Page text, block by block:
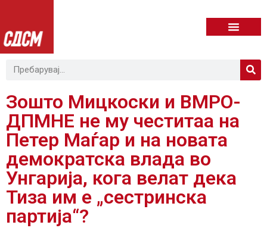
Зошто Мицкоски и ВМРО-
ДПМНЕ не му честитаа на
Петер Маѓар и на новата
демократска влада во
Унгарија, кога велат дека
Тиза им е „сестринска
партија“?